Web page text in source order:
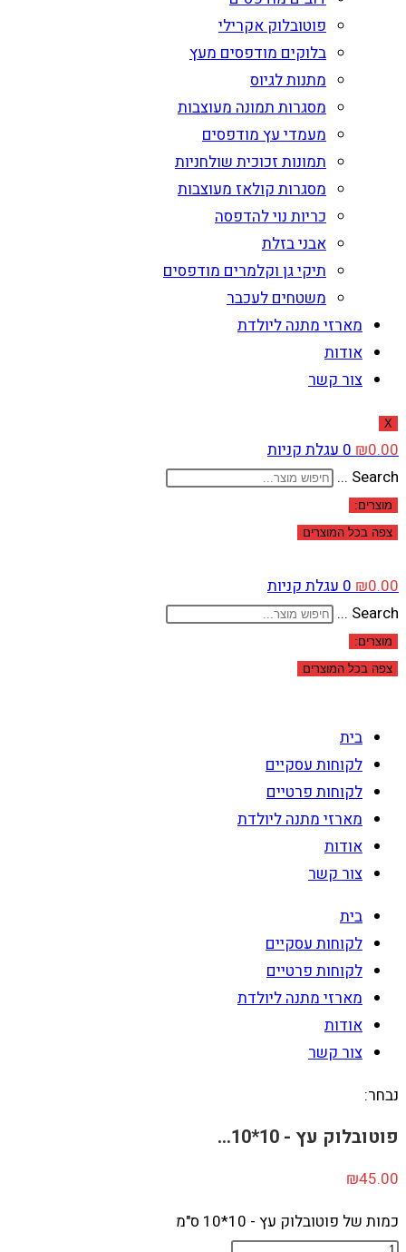
פוטובלוק אקרילי
בלוקים מודפסים מעץ
מתנות לגיוס
מסגרות תמונה מעוצבות
מעמדי עץ מודפסים
תמונות זכוכית שולחניות
מסגרות קולאז מעוצבות
כריות נוי להדפסה
אבני בזלת
תיקי גן וקלמרים מודפסים
משטחים לעכבר
מארזי מתנה ליולדת
אודות
צור קשר
X
₪0.00
0עגלת קניות
Search ...
מוצרים:
צפה בכל המוצרים
₪0.00
0עגלת קניות
Search ...
מוצרים:
צפה בכל המוצרים
בית
לקוחות עסקיים
לקוחות פרטיים
מארזי מתנה ליולדת
אודות
צור קשר
בית
לקוחות עסקיים
לקוחות פרטיים
מארזי מתנה ליולדת
אודות
צור קשר
נבחר:
פוטובלוק עץ - 10*10…
₪45.00
כמות של פוטובלוק עץ - 10*10 ס"מ